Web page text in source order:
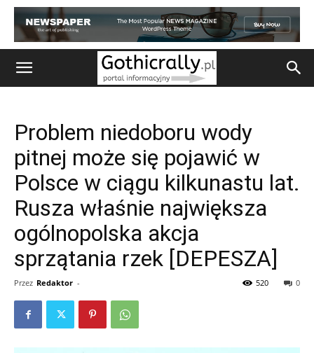
Problem niedoboru wody
pitnej może się pojawić w
Polsce w ciągu kilkunastu lat.
Rusza właśnie największa
ogólnopolska akcja
sprzątania rzek [DEPESZA]
Przez Redaktor - 0
520